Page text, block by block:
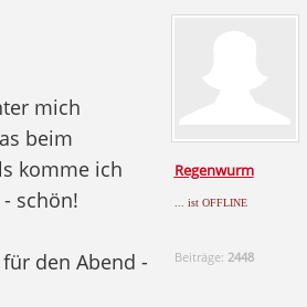
Regenwurm
... ist OFFLINE
Beiträge: 2448
mich
beim
komme ich
schön!
den Abend -